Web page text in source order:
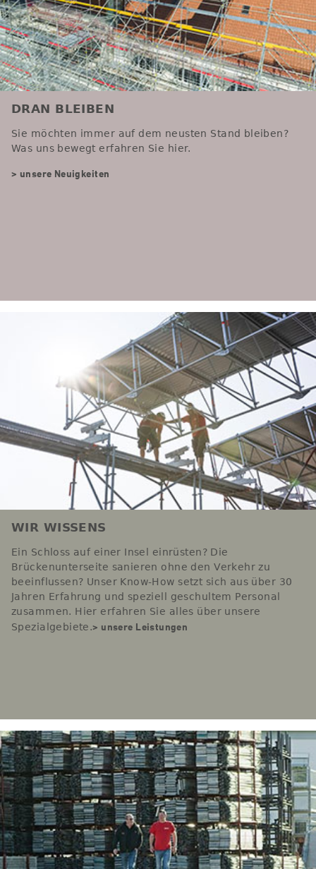
DRAN BLEIBEN
Sie möchten immer auf dem neusten Stand bleiben?
Was uns bewegt erfahren Sie hier.
> unsere Neuigkeiten
WIR WISSENS
Ein Schloss auf einer Insel einrüsten? Die
Brückenunterseite sanieren ohne den Verkehr zu
beeinflussen? Unser Know-How setzt sich aus über 30
Jahren Erfahrung und speziell geschultem Personal
zusammen. Hier erfahren Sie alles über unsere
Spezialgebiete.> unsere Leistungen